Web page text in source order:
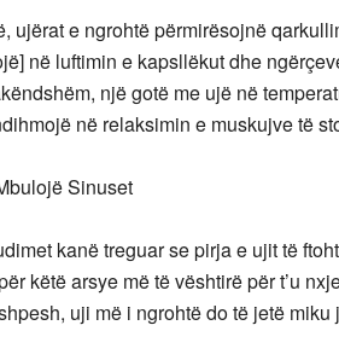
ujërat e ngrohtë përmirësojnë
në luftimin e kapsllëkut dhe
një gotë me ujë në
në relaksimin e muskujve të
Sinuset
kanë treguar se pirja e ujit të
këtë arsye më të vështirë për t’u
uji më i ngrohtë do të jetë miku